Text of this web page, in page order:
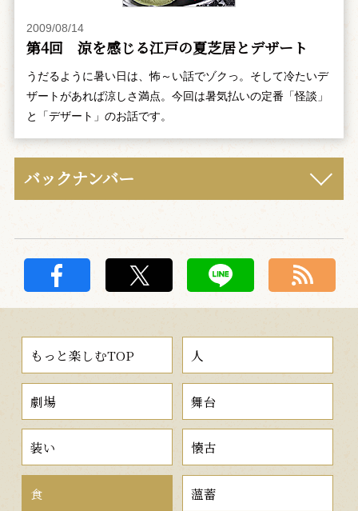
2009/08/14
第4回 涼を感じる江戸の夏芝居とデザート
うだるように暑い日は、怖～い話でゾクっ。そして冷たいデ
ザートがあれば涼しさ満点。今回は暑気払いの定番「怪談」
と「デザート」のお話です。
バックナンバー
もっと楽しむTOP 人
劇場 舞台
装い 懐古
食 薀蓄